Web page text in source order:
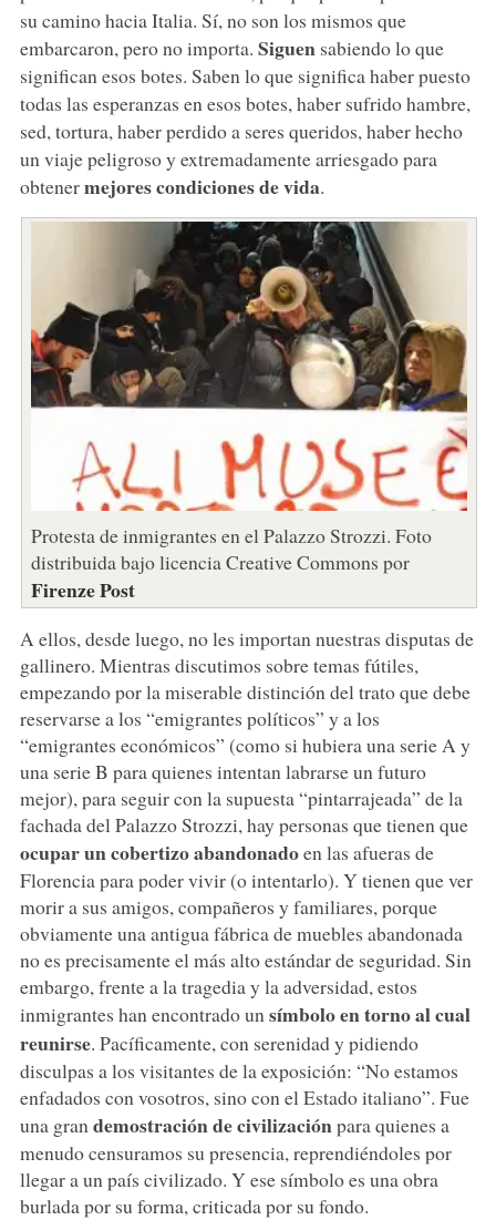
su camino hacia Italia. Sí, no son los mismos que
embarcaron, pero no importa. Siguen sabiendo lo que
significan esos botes. Saben lo que significa haber puesto
todas las esperanzas en esos botes, haber sufrido hambre,
sed, tortura, haber perdido a seres queridos, haber hecho
un viaje peligroso y extremadamente arriesgado para
obtenermejores condiciones de vida.
Protesta de inmigrantes en el Palazzo Strozzi. Foto
distribuida bajo licencia Creative Commons por
Firenze Post
A ellos, desde luego, no les importan nuestras disputas de
gallinero. Mientras discutimos sobre temas fútiles,
empezando por la miserable distinción del trato que debe
reservarse a los “emigrantes políticos” y a los
“emigrantes económicos” (como si hubiera una serie A y
una serie B para quienes intentan labrarse un futuro
mejor), para seguir con la supuesta “pintarrajeada” de la
fachada del Palazzo Strozzi, hay personas que tienen que
ocupar un cobertizo abandonadoen las afueras de
Florencia para poder vivir (o intentarlo). Y tienen que ver
morir a sus amigos, compañeros y familiares, porque
obviamente una antigua fábrica de muebles abandonada
no es precisamente el más alto estándar de seguridad. Sin
embargo, frente a la tragedia y la adversidad, estos
inmigrantes han encontrado un símbolo en torno al cual
reunirse. Pacíficamente, con serenidad y pidiendo
disculpas a los visitantes de la exposición: “No estamos
enfadados con vosotros, sino con el Estado italiano”. Fue
una gran demostración de civilizaciónpara quienes a
menudo censuramos su presencia, reprendiéndoles por
llegar a un país civilizado. Y ese símbolo es una obra
burlada por su forma, criticada por su fondo.